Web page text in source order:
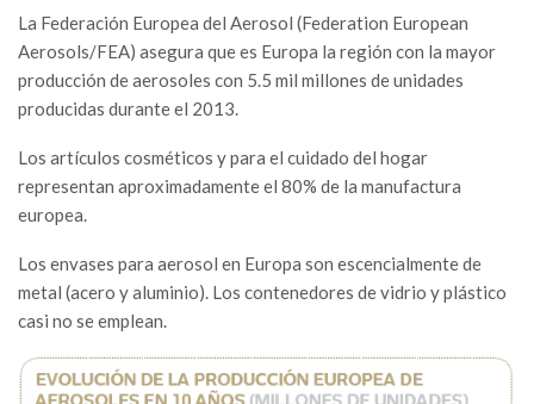
La Federación Europea del Aerosol (Federation European
Aerosols/FEA) asegura que es Europa la región con la mayor
producción de aerosoles con 5.5 mil millones de unidades
producidas durante el 2013.
Los artículos cosméticos y para el cuidado del hogar
representan aproximadamente el 80% de la manufactura
europea.
Los envases para aerosol en Europa son escencialmente de
metal (acero y aluminio). Los contenedores de vidrio y plástico
casi no se emplean.